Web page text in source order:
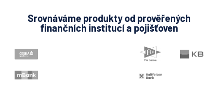
Bankovní notifikace
Konstantní symbol
KYC (Know Your Customer)
Srovnáváme produkty od prověřených
finančních institucí a pojišťoven